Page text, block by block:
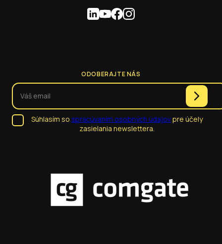
ODOBERAJTE NÁS
Súhlasím so spracúvaním osobných údajovpre účely
zasielania newslettera.